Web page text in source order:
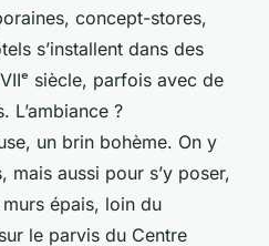
concept-stores,
s’installent dans des
siècle, parfois avec de
L’ambiance ?
un brin bohème. On y
aussi pour s’y poser,
épais, loin du
le parvis du Centre